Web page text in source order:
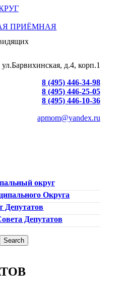
ПРИЁМНАЯ
д.4, корп.1
8 (495) 446-34-98
8 (495) 446-25-05
8 (495) 446-10-36
apmom@yandex.ru
округ
Округа
Депутатов
Депутатов
Search